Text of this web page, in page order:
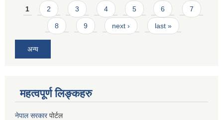
Pages
1 2 3 4 5 6 7
8 9 next › last »
अन्य
महत्वपूर्ण लिङ्कहरु
नेपाल सरकारपोर्टल